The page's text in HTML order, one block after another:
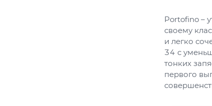
Portofino –
своему
и легко
34 с
тонких
первого